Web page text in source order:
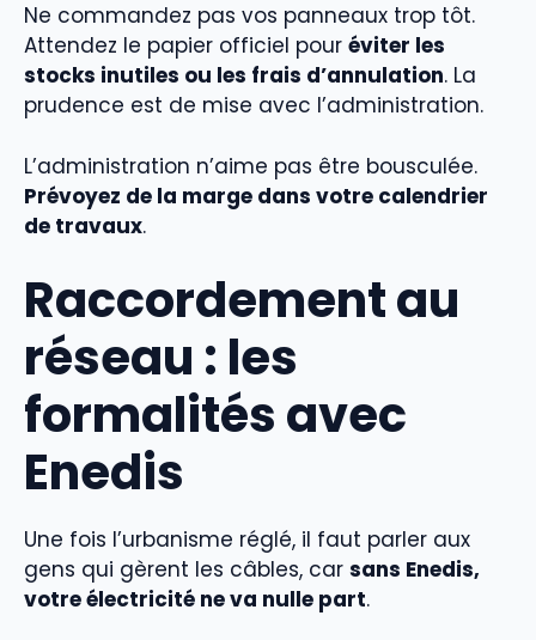
Ne commandez pas vos panneaux trop tôt.
Attendez le papier officiel pour éviter les
stocks inutiles ou les frais d’annulation. La
prudence est de mise avec l’administration.
L’administration n’aime pas être bousculée.
Prévoyez de la marge dans votre calendrier
de travaux.
Raccordement au
réseau : les
formalités avec
Enedis
Une fois l’urbanisme réglé, il faut parler aux
gens qui gèrent les câbles, car sans Enedis,
votre électricité ne va nulle part.